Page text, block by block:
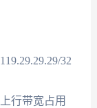
32
行带宽占用